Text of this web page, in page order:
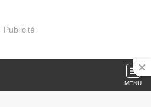
Publicité
MENU